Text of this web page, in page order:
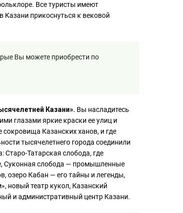
Все туристы имеют
прикоснуться к вековой
Вы можете приобрести по
Казани». Вы насладитесь
глазами яркие краски ее улиц и
сокровища Казанских ханов, и где
тысячелетнего города соединили
Старо-Татарская слобода, где
Суконная слобода — промышленные
озеро Кабан — его тайны и легенды,
новый театр кукол, Казанский
и административный центр Казани.